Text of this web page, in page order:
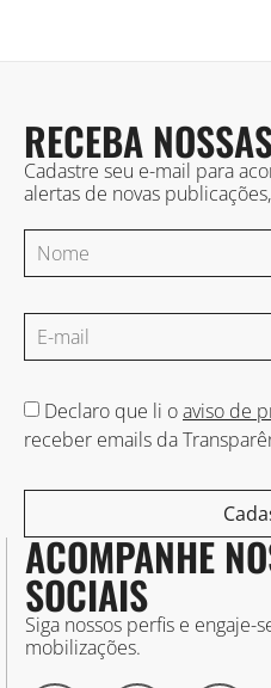
RECEBA
Cadastre seu e-mail para
alertas de novas
Declaro que li oaviso de
receber emails da
ACOMPANHE
SOCIAIS
Siga nossos perfis e engaje-
mobilizações.